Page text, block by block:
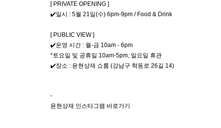
[ PRIVATE OPENING ]
✔️일시 : 5월 21일(수) 6pm-9pm / Food & Drink
[ PUBLIC VIEW ]
✔️운영 시간 : 월-금 10am - 6pm
*토요일 및 공휴일 10am-5pm, 일요일 휴관
✔️장소 : 윤현상재 쇼룸 (강남구 학동로 26길 14)
-
윤현상재 인스타그램 바로가기